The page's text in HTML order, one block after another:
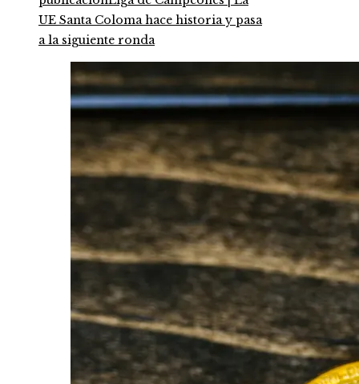
UE Santa Coloma hace historia y pasa
a la siguiente ronda